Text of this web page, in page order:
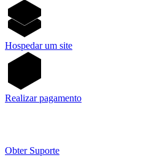
Hospedar um site
Realizar pagamento
Obter Suporte